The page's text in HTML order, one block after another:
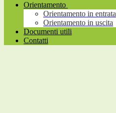
Orientamento
Orientamento in entrata
Orientamento in uscita
Documenti utili
Contatti